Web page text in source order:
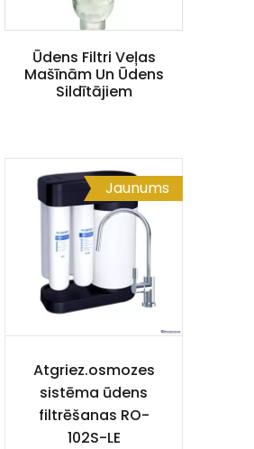
Ūdens Filtri Veļas
Mašīnām Un Ūdens
Sildītājiem
Jaunums
Atgriez.osmozes
sistēma ūdens
filtrēšanas RO-
102S-LE